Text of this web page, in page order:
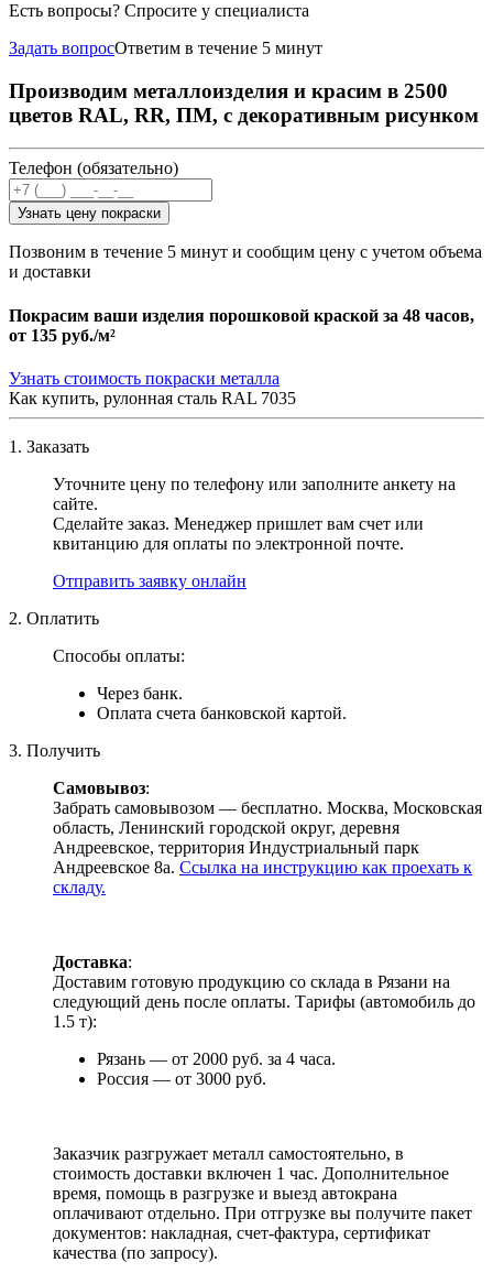
Есть вопросы? Спросите у специалиста
Задать вопросОтветим в течение 5 минут
Производим металлоизделия и красим в 2500
цветов RAL, RR, ПМ, с декоративным рисунком
Телефон (обязательно)
Узнать цену покраски
Позвоним в течение 5 минут и сообщим цену с учетом объема
и доставки
Покрасим ваши изделия порошковой краской за 48 часов,
от 135 руб./м²
Узнать стоимость покраски металла
Как купить, рулонная сталь RAL 7035
1. Заказать
Уточните цену по телефону или заполните анкету на
сайте.
Сделайте заказ. Менеджер пришлет вам счет или
квитанцию для оплаты по электронной почте.
Отправить заявку онлайн
2. Оплатить
Способы оплаты:
Через банк.
Оплата счета банковской картой.
3. Получить
Самовывоз:
Забрать самовывозом — бесплатно. Москва, Московская
область, Ленинский городской округ, деревня
Андреевское, территория Индустриальный парк
Андреевское 8а. Ссылка на инструкцию как проехать к
складу.
Доставка:
Доставим готовую продукцию со склада в Рязани на
следующий день после оплаты. Тарифы (автомобиль до
1.5 т):
Рязань — от 2000 руб. за 4 часа.
Россия — от 3000 руб.
Заказчик разгружает металл самостоятельно, в
стоимость доставки включен 1 час. Дополнительное
время, помощь в разгрузке и выезд автокрана
оплачивают отдельно. При отгрузке вы получите пакет
документов: накладная, счет-фактура, сертификат
качества (по запросу).